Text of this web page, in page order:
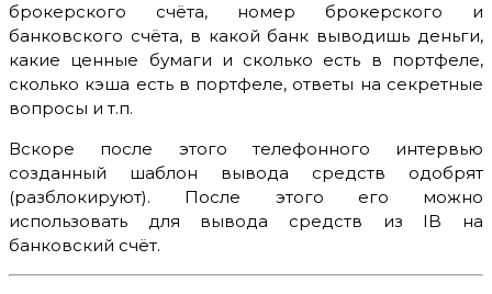
брокерского счёта, номер брокерского и
банковского счёта, в какой банк выводишь деньги,
какие ценные бумаги и сколько есть в портфеле,
сколько кэша есть в портфеле, ответы на секретные
вопросы и т.п.
Вскоре после этого телефонного интервью
созданный шаблон вывода средств одобрят
(разблокируют). После этого его можно
использовать для вывода средств из IB на
банковский счёт.